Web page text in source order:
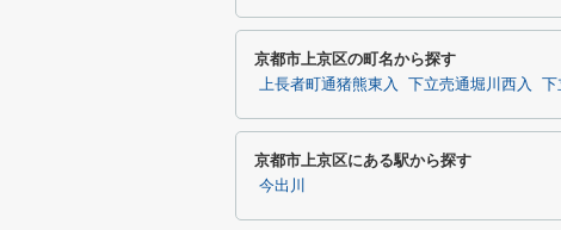
京都市上京区の町名から探す
上長者町通猪熊東入 下立売通堀川西入 下
京都市上京区にある駅から探す
今出川